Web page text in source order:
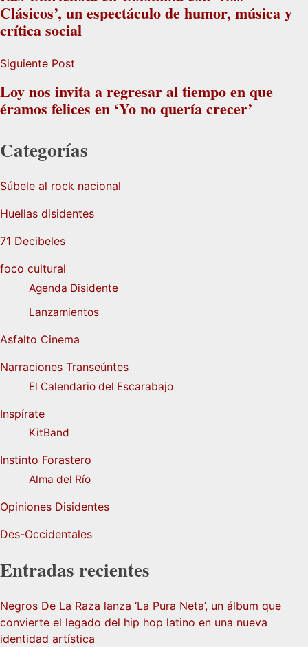
Clásicos’, un espectáculo de humor, música y
crítica social
Siguiente Post
Loy nos invita a regresar al tiempo en que
éramos felices en ‘Yo no quería crecer’
Categorías
Súbele al rock nacional
Huellas disidentes
71 Decibeles
foco cultural
Agenda Disidente
Lanzamientos
Asfalto Cinema
Narraciones Transeúntes
El Calendario del Escarabajo
Inspírate
KitBand
Instinto Forastero
Alma del Río
Opiniones Disidentes
Des-Occidentales
Entradas recientes
Negros De La Raza lanza ‘La Pura Neta’, un álbum que
convierte el legado del hip hop latino en una nueva
identidad artística